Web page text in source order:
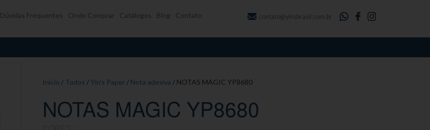
Dúvidas Frequentes Onde Comprar Catálogos Blog Contato contato@yinsbrasil.com.br
Início / Todos /Yin's Paper / Nota adesiva / NOTAS MAGIC YP8680
NOTAS MAGIC YP8680